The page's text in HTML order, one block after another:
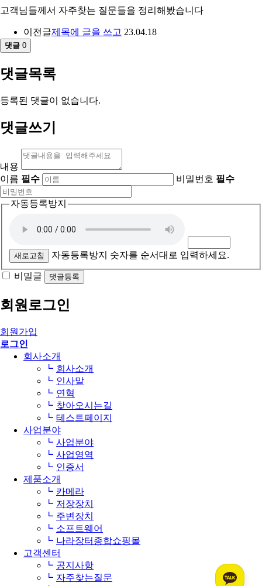
고객님들께서 자주찾는 질문들을 정리해봤습니다
이전글제목에 글을 쓰고 23.04.18
댓글 0
댓글목록
등록된 댓글이 없습니다.
댓글쓰기
내용
이름 필수 비밀번호 필수
자동등록방지
새로고침 자동등록방지 숫자를 순서대로 입력하세요.
비밀글 댓글등록
회원로그인
회원가입
로그인
회사소개
회사소개
인사말
연혁
찾아오시는길
테스트페이지
사업분야
사업분야
사업영역
인증서
제품소개
카메라
저장장치
주변장치
소프트웨어
나라장터종합쇼핑몰
고객센터
공지사항
자주찾는질문